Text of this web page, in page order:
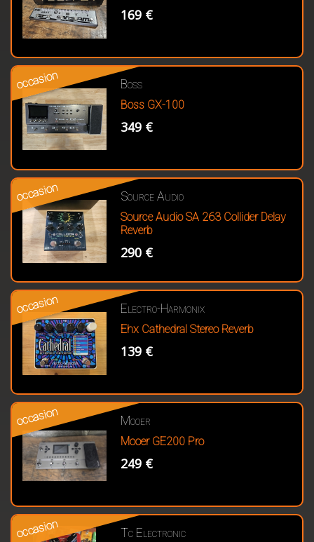
169 €
occasion Boss
Boss GX-100
349 €
occasion Source Audio
Source Audio SA 263 Collider Delay
Reverb
290 €
occasion Electro-Harmonix
Ehx Cathedral Stereo Reverb
139 €
occasion Mooer
Mooer GE200 Pro
249 €
occasion Tc Electronic